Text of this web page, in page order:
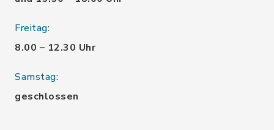
Freitag:
8.00 – 12.30 Uhr
Samstag:
geschlossen